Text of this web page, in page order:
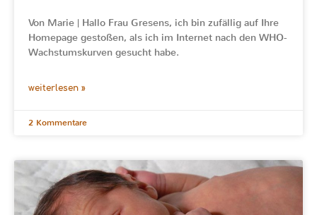
Von Marie | Hallo Frau Gresens, ich bin zufällig auf Ihre
Homepage gestoßen, als ich im Internet nach den WHO-
Wachstumskurven gesucht habe.
weiterlesen »
2 Kommentare